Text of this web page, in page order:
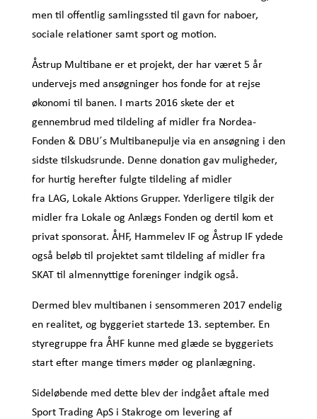
men til offentlig samlingssted til gavn for naboer,
sociale relationer samt sport og motion.
Åstrup Multibane er et projekt, der har været 5 år
undervejs med ansøgninger hos fonde for at rejse
økonomi til banen. I marts 2016 skete der et
gennembrud med tildeling af midler fra Nordea-
Fonden & DBU´s Multibanepulje via en ansøgning i den
sidste tilskudsrunde. Denne donation gav muligheder,
for hurtig herefter fulgte tildeling af midler
fra LAG, Lokale Aktions Grupper. Yderligere tilgik der
midler fra Lokale og Anlægs Fonden og dertil kom et
privat sponsorat. ÅHF, Hammelev IF og Åstrup IF ydede
også beløb til projektet samt tildeling af midler fra
SKAT til almennyttige foreninger indgik også.
Dermed blev multibanen i sensommeren 2017 endelig
en realitet, og byggeriet startede 13. september. En
styregruppe fra ÅHF kunne med glæde se byggeriets
start efter mange timers møder og planlægning.
Sideløbende med dette blev der indgået aftale med
Sport Trading ApS i Stakroge om levering af